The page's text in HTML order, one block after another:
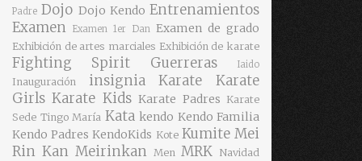
Padre Dojo Dojo Kendo Entrenamientos
Examen
Examen 1er Dan Examen de grado
Exhibición de artes marciales Exhibición de karate
Fighting Spirit Guerreras Iaido
Inauguración insignia Karate
Karate
Girls Karate Kids Karate Padres Karate
Sede Tingo María Kata kendo Kendo Familia
Kendo Padres KendoKids Kote Kumite Mei
Rin Kan Meirinkan Men MRK Navidad